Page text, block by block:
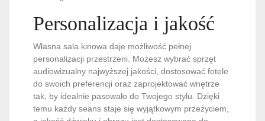
Personalizacja i jakość
Własna sala kinowa daje możliwość pełnej
personalizacji przestrzeni. Możesz wybrać sprzęt
audiowizualny najwyższej jakości, dostosować fotele
do swoich preferencji oraz zaprojektować wnętrze
tak, by idealnie pasowało do Twojego stylu. Dzięki
temu każdy seans staje się wyjątkowym przeżyciem,